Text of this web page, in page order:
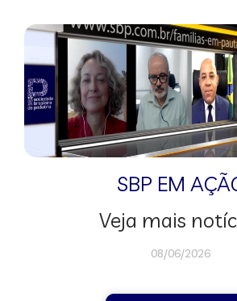
SBP EM
Veja mais
08/06/2026